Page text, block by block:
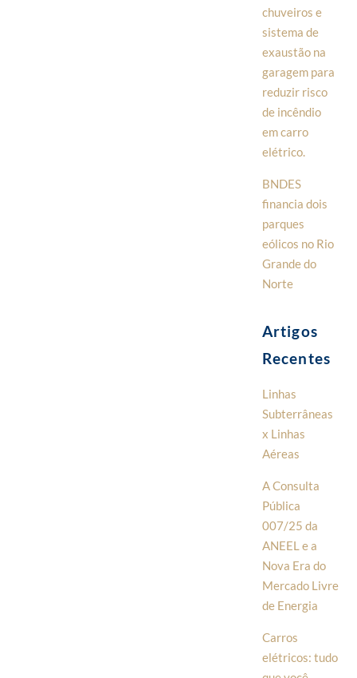
chuveiros e
sistema de
exaustão na
garagem para
reduzir risco
de incêndio
em carro
elétrico.
BNDES
financia dois
parques
eólicos no Rio
Grande do
Norte
Artigos
Recentes
Linhas
Subterrâneas
x Linhas
Aéreas
A Consulta
Pública
007/25 da
ANEEL e a
Nova Era do
Mercado Livre
de Energia
Carros
elétricos: tudo